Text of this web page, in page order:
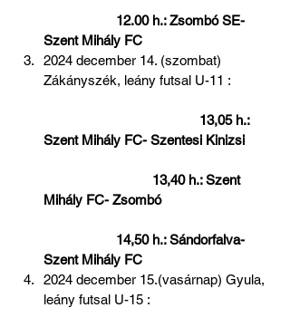
                    12.00 h.: Zsombó SE-
Szent Mihály FC
2024 december 14. (szombat)
Zákányszék, leány futsal U-11 :
13,05 h.:
Szent Mihály FC- Szentesi Kinizsi
                              13,40 h.: Szent
Mihály FC- Zsombó
                    14,50 h.: Sándorfalva-
Szent Mihály FC
2024 december 15.(vasárnap) Gyula,
leány futsal U-15 :